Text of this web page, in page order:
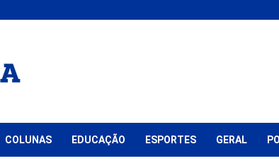
COLUNAS EDUCAÇÃO ESPORTES GERAL